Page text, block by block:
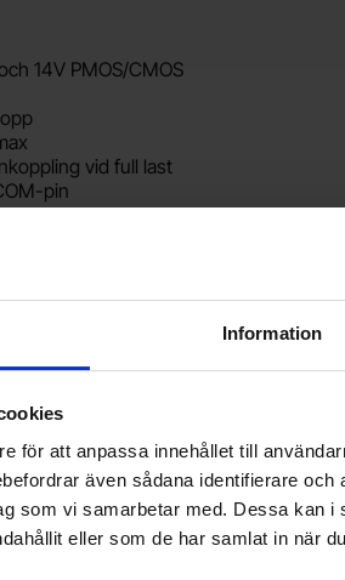
Information
för att anpassa innehållet till
även sådana identifierare
som vi samarbetar med. Dessa kan i
eller som de har samlat in när
14V PMOS/CMOS
vid full last
pin
Vill du jobba på Electrokit?
Läs mer om att jobba på electrokit
Nyhetsbrev
Jag önskar erbjudanden, rabatter och
Du kommer att få ca 1 utskick / månad.